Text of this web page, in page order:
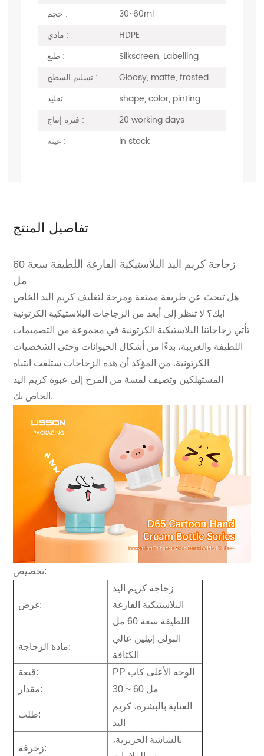
حجم :
30~60ml
مادي :
HDPE
طبع :
Silkscreen, Labelling
تسليم السطح :
Gloosy, matte, frosted
تقليد :
shape, color, pinting
فترة إنتاج :
20 working days
عينة :
in stock
تفاصيل المنتج
زجاجة كريم اليد البلاستيكية الفارغة اللطيفة سعة 60
مل
هل تبحث عن طريقة ممتعة ومرحة لتغليف كريم اليد الخاص
بك؟ لا تنظر إلى أبعد من الزجاجات البلاستيكية الكرتونية!
تأتي زجاجاتنا البلاستيكية الكرتونية في مجموعة من التصميمات
اللطيفة والغريبة، بدءًا من أشكال الحيوانات وحتى الشخصيات
الكرتونية. من المؤكد أن هذه الزجاجات ستلفت انتباه
المستهلكين وتضيف لمسة من المرح إلى عبوة كريم اليد
الخاص بك.
تخصيص:
غرض:
زجاجة كريم اليد
البلاستيكية الفارغة
اللطيفة سعة 60 مل
مادة الزجاجة:
البولي إثيلين عالي
الكثافة
قبعة:
PP الوجه الأعلى كاب
مقدار:
30 ~ 60 مل
طلب:
العناية بالبشرة، كريم
اليد
زخرفة:
بالشاشة الحريرية،